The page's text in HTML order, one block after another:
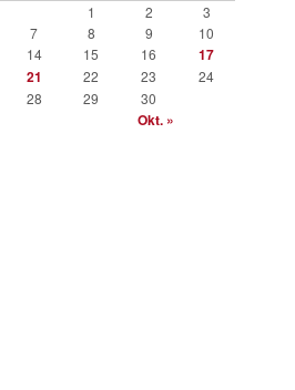
1 2
3
7 8 9 10
14 15 16 17
21 22 23
24
28 29 30
Okt. »